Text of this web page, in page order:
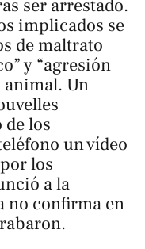
ser arrestado.
implicados se
de maltrato
y “agresión
animal. Un
de los
un vídeo
los
a la
no confirma en